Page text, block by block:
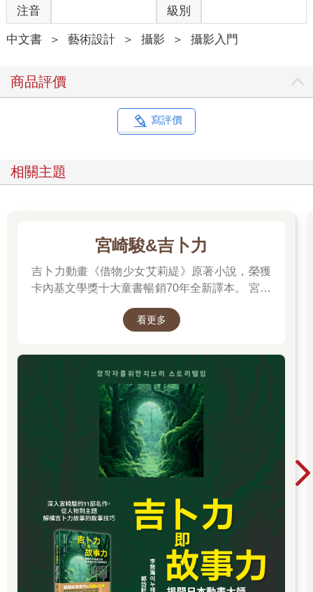
注音 級別
中文書 ＞ 藝術設計 ＞ 攝影 ＞ 攝影入門
商品評價
寫評價
相關主題
宮崎駿&吉卜力
吉卜力動畫《借物少女艾莉緹》原著小說，榮獲
卡內基文學獎十大童書暢銷70年全新譯本。 宮崎
樣，過著不穩定的生活……我們是借住在這個世
看更多